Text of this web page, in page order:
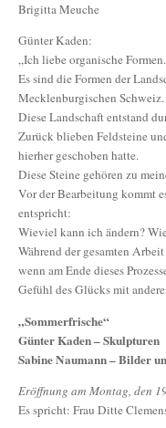
Brigitta Meuche
Günter Kaden:
„Ich liebe organische Formen.
Es sind die Formen der
Mecklenburgischen Schweiz.
Diese Landschaft entstand
Zurück blieben Feldsteine
hierher geschoben hatte.
Diese Steine gehören zu
Vor der Bearbeitung kommt
entspricht:
Wieviel kann ich ändern?
Während der gesamten
wenn am Ende dieses
Gefühl des Glücks mit
„Sommerfrische“
Günter Kaden – Skulpturen
Sabine Naumann – Bilder
Eröffnung am Montag, den
Es spricht: Frau Ditte